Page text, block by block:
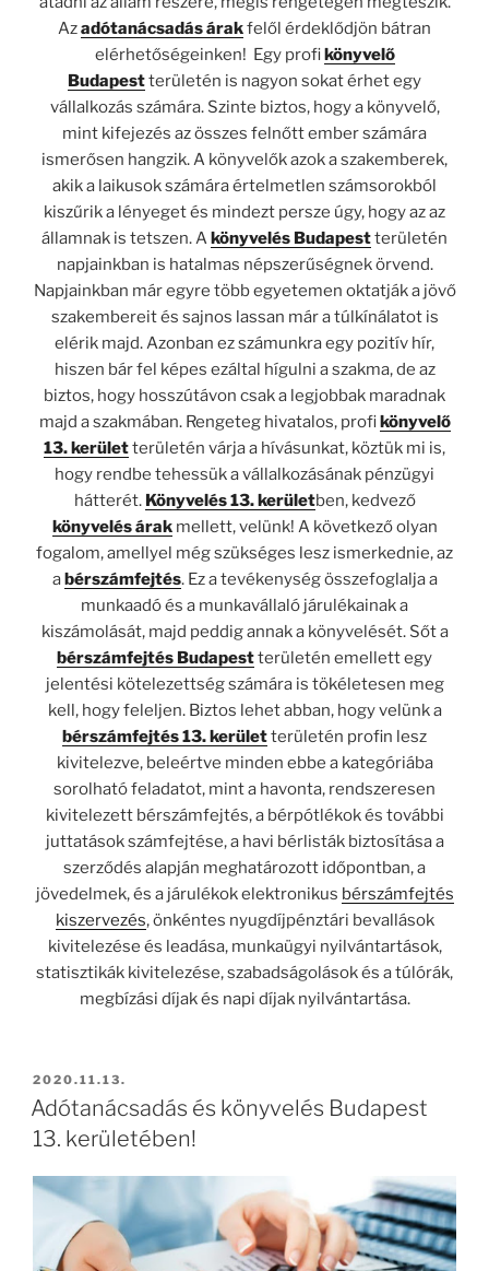
Azadótanácsadás árakfelől érdeklődjön bátran
elérhetőségeinken! Egy profikönyvelő
Budapestterületén is nagyon sokat érhet egy
vállalkozás számára. Szinte biztos, hogy a könyvelő,
mint kifejezés az összes felnőtt ember számára
ismerősen hangzik. A könyvelők azok a szakemberek,
akik a laikusok számára értelmetlen számsorokból
kiszűrik a lényeget és mindezt persze úgy, hogy az az
államnak is tetszen. Akönyvelés Budapestterületén
napjainkban is hatalmas népszerűségnek örvend.
Napjainkban már egyre több egyetemen oktatják a jövő
szakembereit és sajnos lassan már a túlkínálatot is
elérik majd. Azonban ez számunkra egy pozitív hír,
hiszen bár fel képes ezáltal hígulni a szakma, de az
biztos, hogy hosszútávon csak a legjobbak maradnak
majd a szakmában. Rengeteg hivatalos, profikönyvelő
13. kerületterületén várja a hívásunkat, köztük mi is,
hogy rendbe tehessük a vállalkozásának pénzügyi
hátterét. Könyvelés 13. kerületben, kedvező
könyvelés árakmellett, velünk! A következő olyan
fogalom, amellyel még szükséges lesz ismerkednie, az
abérszámfejtés. Ez a tevékenység összefoglalja a
munkaadó és a munkavállaló járulékainak a
kiszámolását, majd peddig annak a könyvelését. Sőt a
bérszámfejtés Budapestterületén emellett egy
jelentési kötelezettség számára is tökéletesen meg
kell, hogy feleljen. Biztos lehet abban, hogy velünk a
bérszámfejtés 13. kerületterületén profin lesz
kivitelezve, beleértve minden ebbe a kategóriába
sorolható feladatot, mint a havonta, rendszeresen
kivitelezett bérszámfejtés, a bérpótlékok és további
juttatások számfejtése, a havi bérlisták biztosítása a
szerződés alapján meghatározott időpontban, a
jövedelmek, és a járulékok elektronikus bérszámfejtés
kiszervezés, önkéntes nyugdíjpénztári bevallások
kivitelezése és leadása, munkaügyi nyilvántartások,
statisztikák kivitelezése, szabadságolások és a túlórák,
megbízási díjak és napi díjak nyilvántartása.
BEKÜLDVE:
2020.11.13.
Adótanácsadás és könyvelés Budapest
13. kerületében!